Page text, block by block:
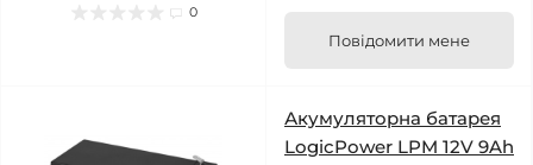
0
Повідомити мене
Акумуляторна батарея
LogicPower LPM 12V 9Ah